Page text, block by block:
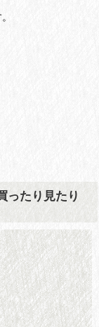
ったり見たり